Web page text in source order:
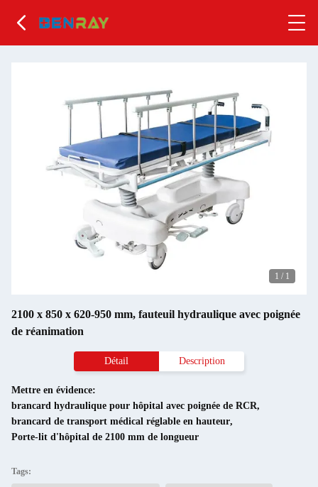
1 / 1
2100 x 850 x 620-950 mm, fauteuil hydraulique avec poignée
de réanimation
Détail Description
Mettre en évidence:
brancard hydraulique pour hôpital avec poignée de RCR,
brancard de transport médical réglable en hauteur,
Porte-lit d'hôpital de 2100 mm de longueur
Tags: